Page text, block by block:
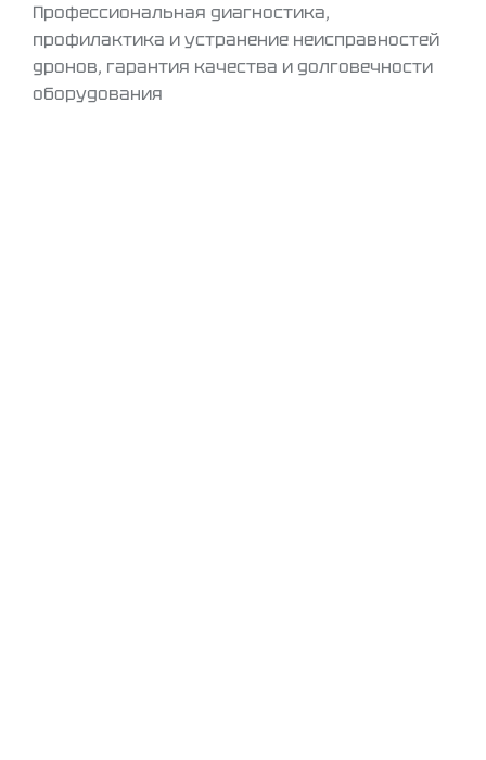
Профессиональная диагностика,
профилактика и устранение неисправностей
дронов, гарантия качества и долговечности
оборудования